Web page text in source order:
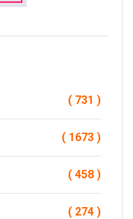
( 731 )
( 1673 )
( 458 )
( 274 )